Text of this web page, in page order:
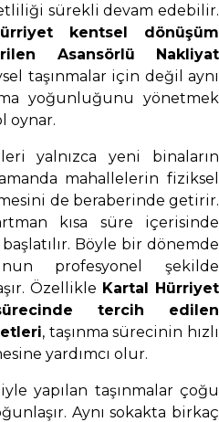
sürekli devam edebilir.
kentsel dönüşüm
Asansörlü Nakliyat
taşınmalar için değil aynı
yoğunluğunu yönetmek
oynar.
yalnızca yeni binaların
mahallelerin fiziksel
de beraberinde getirir.
kısa süre içerisinde
Böyle bir dönemde
profesyonel şekilde
Özellikle Kartal Hürriyet
tercih edilen
, taşınma sürecinin hızlı
yardımcı olur.
yapılan taşınmalar çoğu
Aynı sokakta birkaç